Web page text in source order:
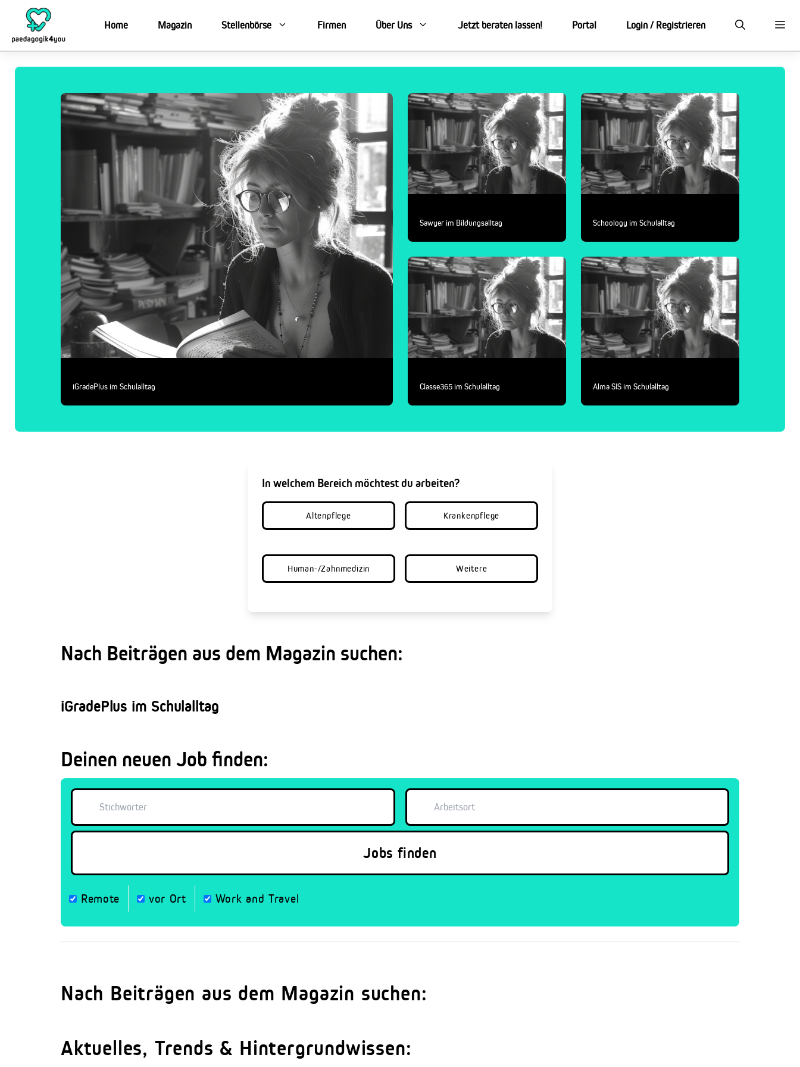
Home Magazin Stellenbörse Firmen Über Uns Jetzt beraten lassen! Portal Login / Registrieren
iGradePlus im Schulalltag
Sawyer im Bildungsalltag Schoology im Schulalltag
Classe365 im Schulalltag Alma SIS im Schulalltag
In welchem Bereich möchtest du arbeiten?
Altenpflege Krankenpflege
Human-/Zahnmedizin Weitere
Nach Beiträgen aus dem Magazin suchen:
iGradePlus im Schulalltag
Deinen neuen Job finden:
Remote vor Ort Work and Travel
Nach Beiträgen aus dem Magazin suchen:
Aktuelles, Trends & Hintergrundwissen: